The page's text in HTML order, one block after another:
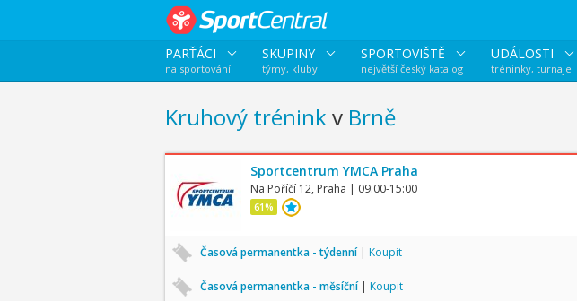
PARŤÁCI
na sportování
SKUPINY
týmy, kluby
SPORTOVIŠTĚ
největší český katalog
UDÁLOSTI
tréninky, turnaje
Kruhový tréninkv Brně
Sportcentrum YMCA Praha
Na Poříčí 12, Praha | 09:00-15:00
61%
Časová permanentka - týdenní | Koupit
Časová permanentka - měsíční | Koupit